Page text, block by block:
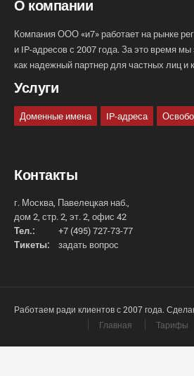
О компании
Компания ООО «и7» работает на рынке
и IP-адресов с 2007 года. За это время
как надежный партнер для частных лиц и
Услуги
Доменные имена IP-адреса
Контакты
г. Москва, Павелецкая наб.,
дом 2, стр. 2, эт. 2, офис 42
Тел.:
+7 (495) 727-73-77
Тикеты:
задать вопрос
Работаем ради клиентов с 2007 года.
Главная
Тарифы